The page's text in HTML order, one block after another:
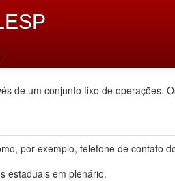
de um conjunto fixo de operações.
por exemplo, telefone de contato
estaduais em plenário.